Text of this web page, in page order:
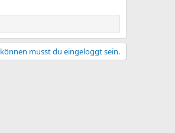
musst du eingeloggt sein.